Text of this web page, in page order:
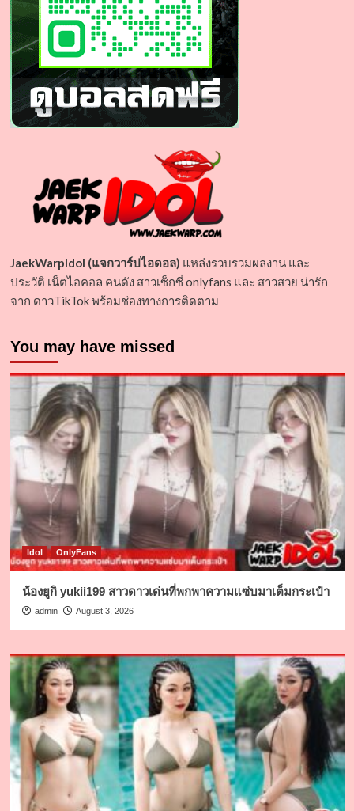
JaekWarpIdol (แจกวาร์ปไอดอล) แหล่งรวบรวมผลงาน และ
ประวัติ เน็ตไอคอล คนดัง สาวเซ็กซี่ onlyfans และ สาวสวย น่ารัก
จาก ดาวTikTok พร้อมช่องทางการติดตาม
You may have missed
Idol OnlyFans
น้องยูกิ yukii199 สาวดาวเด่นที่พกพาความแซ่บมาเต็มกระเป๋า
admin August 3, 2026